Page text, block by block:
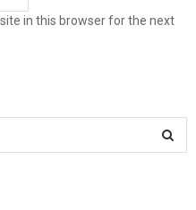
in this browser for the next